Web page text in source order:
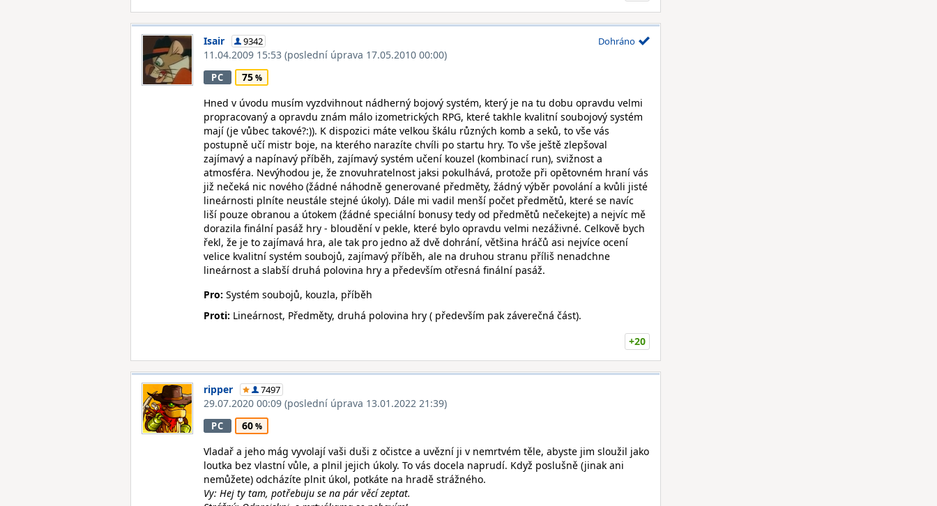
Isair 9342
11.04.2009 15:53 (poslední úprava 17.05.2010 00:00)
Dohráno
PC
75
Hned v úvodu musím vyzdvihnout nádherný bojový systém, který je na tu dobu opravdu velmi
propracovaný a opravdu znám málo izometrických RPG, které takhle kvalitní soubojový systém
mají (je vůbec takové?:)). K dispozici máte velkou škálu různých komb a seků, to vše vás
postupně učí mistr boje, na kterého narazíte chvíli po startu hry. To vše ještě zlepšoval
zajímavý a napínavý příběh, zajímavý systém učení kouzel (kombinací run), svižnost a
atmosféra. Nevýhodou je, že znovuhratelnost jaksi pokulhává, protože při opětovném hraní vás
již nečeká nic nového (žádné náhodně generované předměty, žádný výběr povolání a kvůli jisté
lineárnosti plníte neustále stejné úkoly). Dále mi vadil menší počet předmětů, které se navíc
liší pouze obranou a útokem (žádné speciální bonusy tedy od předmětů nečekejte) a nejvíc mě
dorazila finální pasáž hry - bloudění v pekle, které bylo opravdu velmi nezáživné. Celkově bych
řekl, že je to zajímavá hra, ale tak pro jedno až dvě dohrání, většina hráčů asi nejvíce ocení
velice kvalitní systém soubojů, zajímavý příběh, ale na druhou stranu příliš nenadchne
lineárnost a slabší druhá polovina hry a především otřesná finální pasáž.
Pro: Systém soubojů, kouzla, příběh
Proti: Lineárnost, Předměty, druhá polovina hry ( především pak záverečná část).
+20
ripper 7497
29.07.2020 00:09 (poslední úprava 13.01.2022 21:39)
PC
60
Vladař a jeho mág vyvolají vaši duši z očistce a uvězní ji v nemrtvém těle, abyste jim sloužil jako
loutka bez vlastní vůle, a plnil jejich úkoly. To vás docela naprudí. Když poslušně (jinak ani
nemůžete) odcházíte plnit úkol, potkáte na hradě strážného.
Vy: Hej ty tam, potřebuju se na pár věcí zeptat.